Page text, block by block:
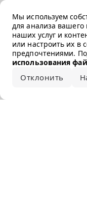
Мы используем
для анализа
наших услуг и
или настроить их в
предпочтениями.
использования
Отклонить
Error